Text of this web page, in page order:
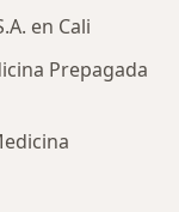
en Cali
Prepagada